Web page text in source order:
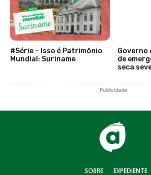
#Série – Isso é Patrimônio
Mundial: Suriname
de
seca
Publicidade
SOBRE EXPEDIENTE